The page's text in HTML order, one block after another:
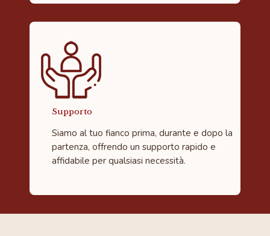
Supporto
Siamo al tuo fianco prima, durante e dopo la
partenza, offrendo un supporto rapido e
affidabile per qualsiasi necessità.